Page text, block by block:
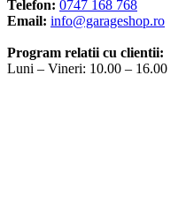
Telefon: 0747 168 768
Email: info@garageshop.ro
Program relatii cu clientii:
Luni – Vineri: 10.00 – 16.00